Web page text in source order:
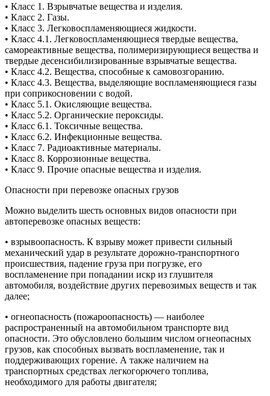
• Класс 1. Взрывчатые вещества и изделия.
• Класс 2. Газы.
• Класс 3. Легковоспламеняющиеся жидкости.
• Класс 4.1. Легковоспламеняющиеся твердые вещества,
самореактивные вещества, полимеризирующиеся вещества и
твердые десенсибилизированные взрывчатые вещества.
• Класс 4.2. Вещества, способные к самовозгоранию.
• Класс 4.3. Вещества, выделяющие воспламеняющиеся газы
при соприкосновении с водой.
• Класс 5.1. Окисляющие вещества.
• Класс 5.2. Органические пероксиды.
• Класс 6.1. Токсичные вещества.
• Класс 6.2. Инфекционные вещества.
• Класс 7. Радиоактивные материалы.
• Класс 8. Коррозионные вещества.
• Класс 9. Прочие опасные вещества и изделия.
Опасности при перевозке опасных грузов
Можно выделить шесть основных видов опасности при
автоперевозке опасных веществ:
• взрывоопасность. К взрыву может привести сильный
механический удар в результате дорожно-транспортного
происшествия, падение груза при погрузке, его
воспламенение при попадании искр из глушителя
автомобиля, воздействие других перевозимых веществ и так
далее;
• огнеопасность (пожароопасность) — наиболее
распространенный на автомобильном транспорте вид
опасности. Это обусловлено большим числом огнеопасных
грузов, как способных вызвать воспламенение, так и
поддерживающих горение. А также наличием на
транспортных средствах легкогорючего топлива,
необходимого для работы двигателя;